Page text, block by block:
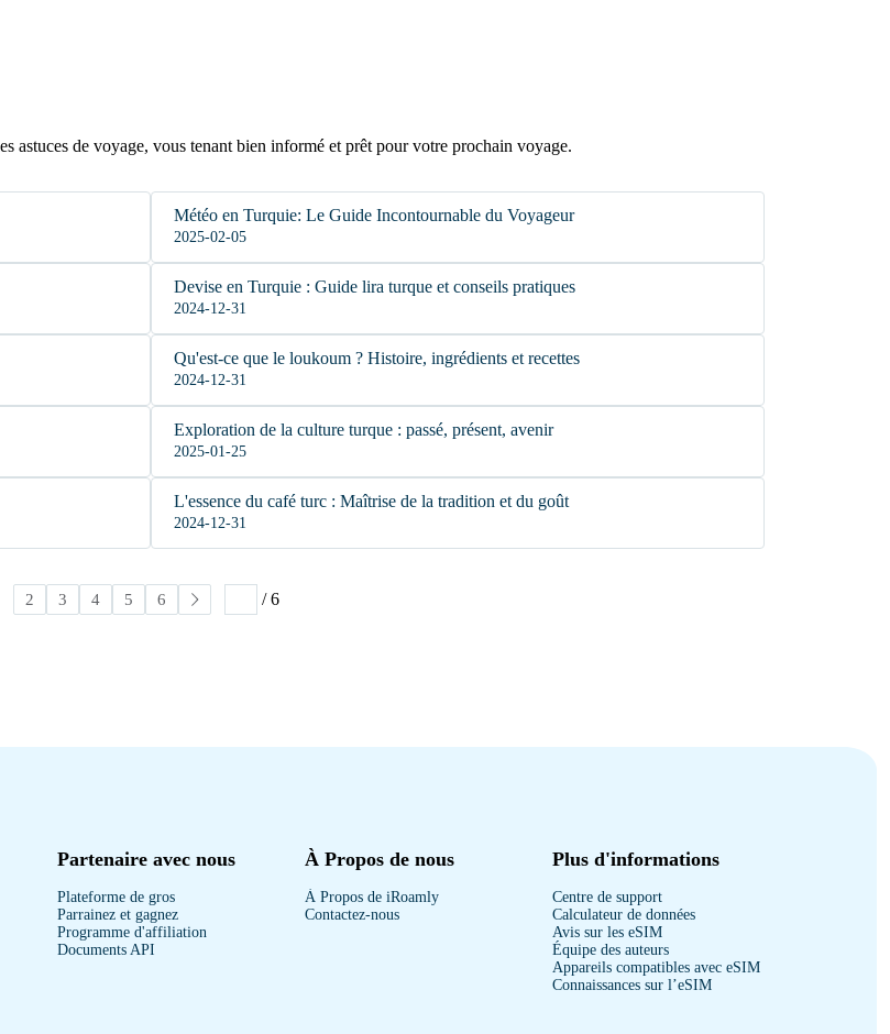
astuces de voyage, vous tenant bien informé et prêt pour votre prochain voyage.
Météo en Turquie: Le Guide Incontournable du Voyageur
2025-02-05
Devise en Turquie : Guide lira turque et conseils pratiques
2024-12-31
Qu'est-ce que le loukoum ? Histoire, ingrédients et recettes
2024-12-31
Exploration de la culture turque : passé, présent, avenir
2025-01-25
L'essence du café turc : Maîtrise de la tradition et du goût
2024-12-31
2 3 4 5 6 / 6
Partenaire avec nous
Plateforme de gros
Parrainez et gagnez
Programme d'affiliation
Documents API
À Propos de nous
À Propos de iRoamly
Contactez-nous
Plus d'informations
Centre de support
Calculateur de données
Avis sur les eSIM
Équipe des auteurs
Appareils compatibles avec eSIM
Connaissances sur l’eSIM